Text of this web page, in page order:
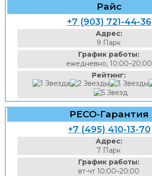
Райс
+7 (903) 721-44-36
Адрес:
9 Парк
График работы:
ежедневно, 10:00–20:00
Рейтинг:
РЕСО-Гарантия
+7 (495) 410-13-70
Адрес:
7 Парк
График работы:
вт-чт 10:00–20:00